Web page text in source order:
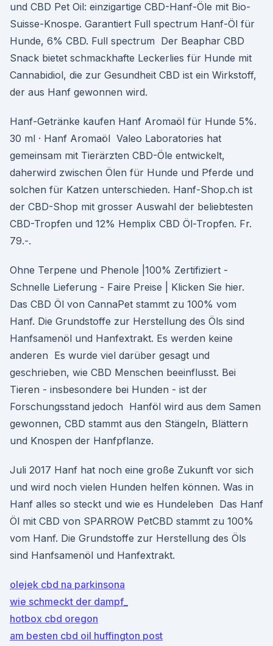
und CBD Pet Oil: einzigartige CBD-Hanf-Öle mit Bio-
Suisse-Knospe. Garantiert Full spectrum Hanf-Öl für
Hunde, 6% CBD. Full spectrum Der Beaphar CBD
Snack bietet schmackhafte Leckerlies für Hunde mit
Cannabidiol, die zur Gesundheit CBD ist ein Wirkstoff,
der aus Hanf gewonnen wird.
Hanf-Getränke kaufen Hanf Aromaöl für Hunde 5%.
30 ml · Hanf Aromaöl Valeo Laboratories hat
gemeinsam mit Tierärzten CBD-Öle entwickelt,
daherwird zwischen Ölen für Hunde und Pferde und
solchen für Katzen unterschieden. Hanf-Shop.ch ist
der CBD-Shop mit grosser Auswahl der beliebtesten
CBD-Tropfen und 12% Hemplix CBD Öl-Tropfen. Fr.
79.-.
Ohne Terpene und Phenole |100% Zertifiziert -
Schnelle Lieferung - Faire Preise | Klicken Sie hier.
Das CBD Öl von CannaPet stammt zu 100% vom
Hanf. Die Grundstoffe zur Herstellung des Öls sind
Hanfsamenöl und Hanfextrakt. Es werden keine
anderen Es wurde viel darüber gesagt und
geschrieben, wie CBD Menschen beeinflusst. Bei
Tieren - insbesondere bei Hunden - ist der
Forschungsstand jedoch Hanföl wird aus dem Samen
gewonnen, CBD stammt aus den Stängeln, Blättern
und Knospen der Hanfpflanze.
Juli 2017 Hanf hat noch eine große Zukunft vor sich
und wird noch vielen Hunden helfen können. Was in
Hanf alles so steckt und wie es Hundeleben Das Hanf
Öl mit CBD von SPARROW PetCBD stammt zu 100%
vom Hanf. Die Grundstoffe zur Herstellung des Öls
sind Hanfsamenöl und Hanfextrakt.
olejek cbd na parkinsona
wie schmeckt der dampf_
hotbox cbd oregon
am besten cbd oil huffington post